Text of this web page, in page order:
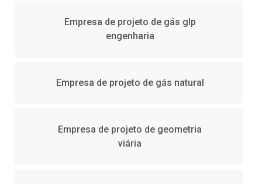
Empresa de projeto de gás glp
engenharia
Empresa de projeto de gás natural
Empresa de projeto de geometria
viária